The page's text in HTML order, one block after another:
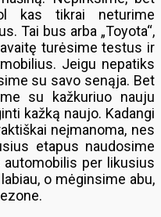
kas tikrai neturime
Tai bus arba „Toyota“,
turėsime testus ir
Jeigu nepatiks
su savo senąja. Bet
su kažkuriuo nauju
kažką naujo. Kadangi
neįmanoma, nes
etapus naudosime
per likusius
o mėginsime abu,